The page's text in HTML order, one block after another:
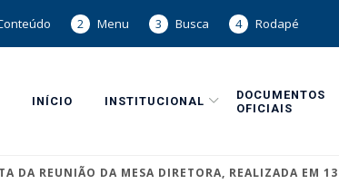
2 Menu 3 Busca 4 Rodapé
INÍCIO INSTITUCIONAL
DOCUMENTOS
OFICIAIS
DA REUNIÃO DA MESA DIRETORA, REALIZADA EM